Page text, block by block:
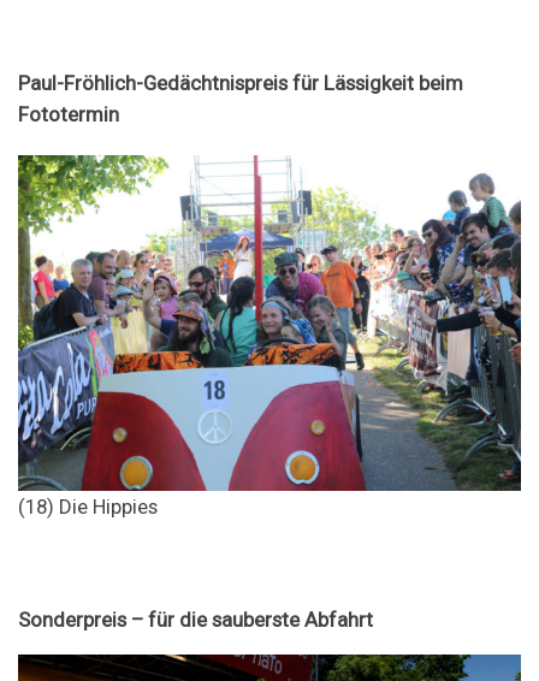
Paul-Fröhlich-Gedächtnispreis für Lässigkeit beim
Fototermin
(18) Die Hippies
Sonderpreis – für die sauberste Abfahrt